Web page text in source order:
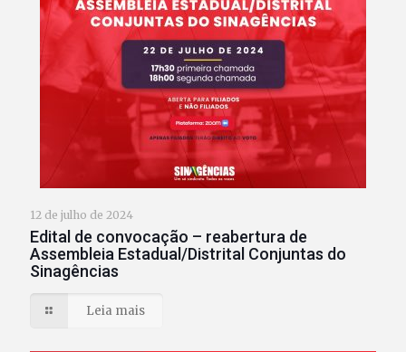
12 de julho de 2024
Edital de convocação – reabertura de
Assembleia Estadual/Distrital Conjuntas do
Sinagências
Leia mais